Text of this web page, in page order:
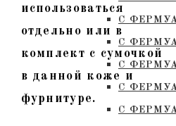
С
С
С
C
С
использоваться
отдельно или в
комплект с сумочкой
в данной коже и
фурнитуре.